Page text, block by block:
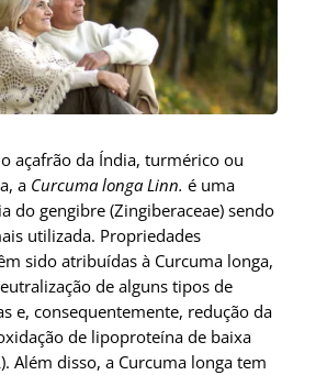
açafrão da Índia, turmérico ou
a Curcuma longa Linn. é uma
do gengibre (Zingiberaceae) sendo
utilizada. Propriedades
sido atribuídas à Curcuma longa,
de alguns tipos de
e, consequentemente, redução da
de lipoproteína de baixa
Além disso, a Curcuma longa tem